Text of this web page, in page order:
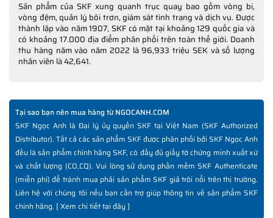
Sản phẩm của SKF xung quanh trục quay bao gồm vòng bi,
vòng đệm, quản lý bôi trơn, giám sát tình trạng và dịch vụ. Được
thành lập vào năm 1907, SKF có mặt tại khoảng 129 quốc gia và
có khoảng 17.000 địa điểm phân phối trên toàn thế giới. Doanh
thu hàng năm vào năm 2022 là 96,933 triệu SEK và số lượng
nhân viên là 42,641.
Tại sao bạn nên mua hàng từ NGOCANH.COM
SKF Ngọc Anh là Đại lý ủy quyền SKF tại Việt Nam (SKF Authorized
Distributor). Tất cả các sản phẩm SKF được phân phối bởi SKF Ngọc Anh
đều là sản phẩm chính hãng SKF, có đầy đủ giấy tờ chứng minh xuất xứ
và chất lượng (CO,CQ). Vui lòng sử dụng phần mềm SKF Authenticate
(miễn phí) để tránh mua phải sản phẩm SKF giả trôi nổi trên thị trường.
Liên hệ với chúng tôi nếu bạn cần trợ giúp thông tin về sản phẩm SKF
chính hãng. [Xem chi tiết tại đây]